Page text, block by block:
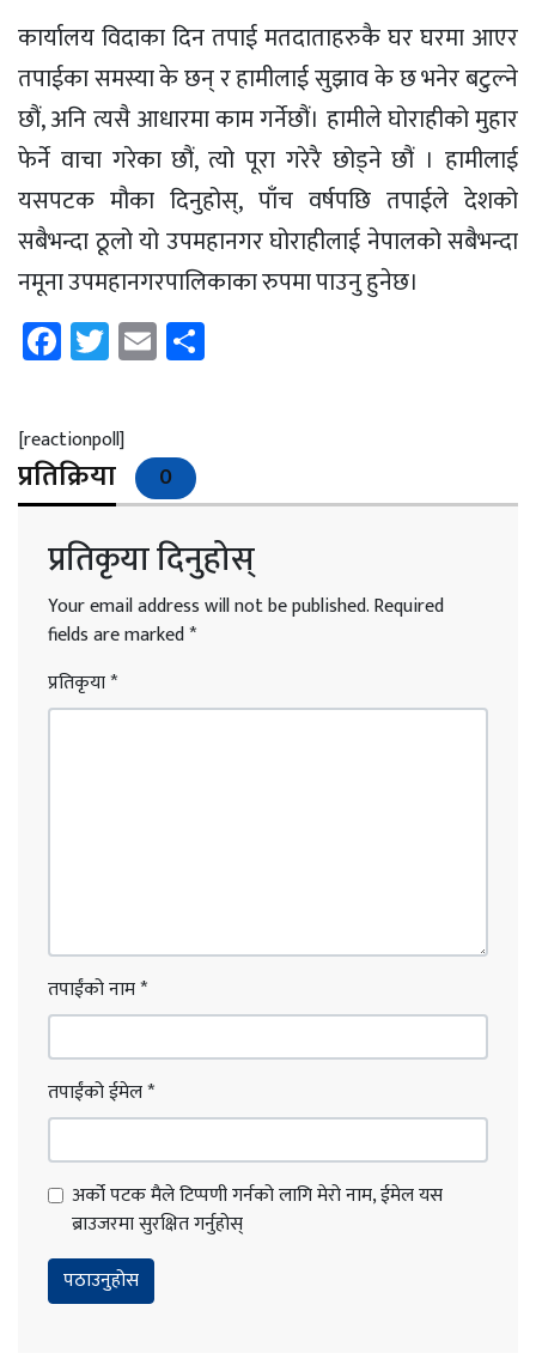
कार्यालय विदाका दिन तपाई मतदाताहरुकै घर घरमा आएर
तपाईका समस्या के छन् र हामीलाई सुझाव के छ भनेर बटुल्ने
छौं, अनि त्यसै आधारमा काम गर्नेछौं। हामीले घोराहीको मुहार
फेर्ने वाचा गरेका छौं, त्यो पूरा गरेरै छोड्ने छौं । हामीलाई
यसपटक मौका दिनुहोस्, पाँच वर्षपछि तपाईले देशको
सबैभन्दा ठूलो यो उपमहानगर घोराहीलाई नेपालको सबैभन्दा
नमूना उपमहानगरपालिकाका रुपमा पाउनु हुनेछ।
Facebook
Twitter
Email
[reactionpoll]
प्रतिक्रिया 0
प्रतिकृया दिनुहोस्
Your email address will not be published.Required
fields are marked*
प्रतिकृया*
तपाईंको नाम*
तपाईंको ईमेल*
अर्को पटक मैले टिप्पणी गर्नको लागि मेरो नाम, ईमेल यस
ब्राउजरमा सुरक्षित गर्नुहोस्